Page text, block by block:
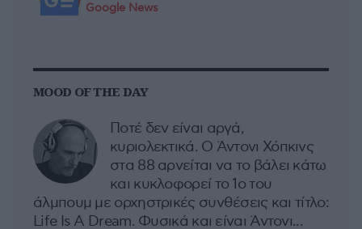
Google News
MOOD OF THE DAY
Ποτέ δεν είναι αργά,
κυριολεκτικά. Ο Άντονι Χόπκινς
στα 88 αρνείται να το βάλει κάτω
και κυκλοφορεί το 1ο του
άλμπουμ με ορχηστρικές συνθέσεις και τίτλο:
Life Is A Dream. Φυσικά και είναι Άντονι...